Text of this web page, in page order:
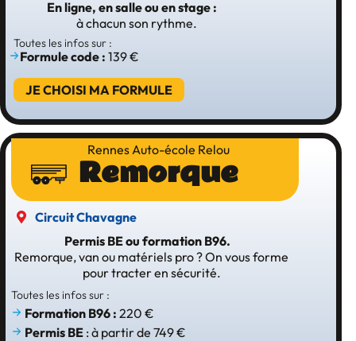
Rennes Auto-école Relou
Remorque
Circuit Chavagne
Permis BE ou formation B96.
Remorque, van ou matériels pro ? On vous forme
pour tracter en sécurité.
Toutes les infos sur :
Formation B96 : 220 €
Permis BE : à partir de 749 €
En ligne, en salle ou en stage :
à chacun son rythme.
Toutes les infos sur :
Formule code : 139 €
JE CHOISI MA FORMULE